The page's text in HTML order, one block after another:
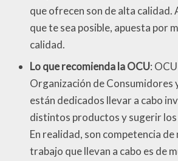
que ofrecen son de alta calidad.
que te sea posible, apuesta por
calidad.
Lo que recomienda la OCU:
Organización de Consumidores
están dedicados llevar a cabo
distintos productos y sugerir
En realidad, son competencia
trabajo que llevan a cabo es de